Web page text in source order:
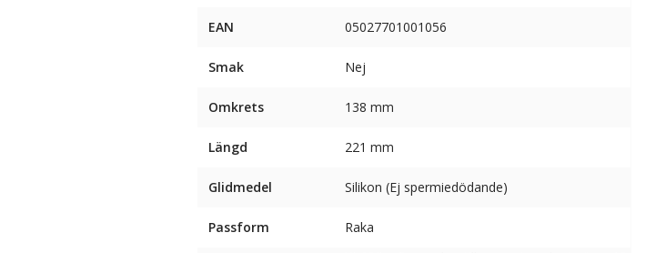
EAN 05027701001056
Smak Nej
Omkrets 138 mm
Längd 221 mm
Glidmedel Silikon (Ej spermiedödande)
Passform Raka